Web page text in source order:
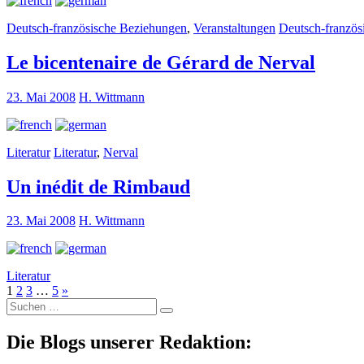
Deutsch-französische Beziehungen, Veranstaltungen Deutsch-
Le bicentenaire de Gérard de Nerval
23. Mai 2008 H. Wittmann
Literatur Literatur, Nerval
Un inédit de Rimbaud
23. Mai 2008 H. Wittmann
Literatur
1 2 3 … 5 »
Suche
nach:
Die Blogs unserer Redaktion: